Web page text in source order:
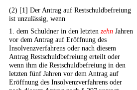
(2) [1] Der Antrag auf Restschuldbefreiung
ist unzulässig, wenn
1. dem Schuldner in den letzten zehn Jahren
vor dem Antrag auf Eröffnung des
Insolvenzverfahrens oder nach diesem
Antrag Restschuldbefreiung erteilt oder
wenn ihm die Restschuldbefreiung in den
letzten fünf Jahren vor dem Antrag auf
Eröffnung des Insolvenzverfahrens oder